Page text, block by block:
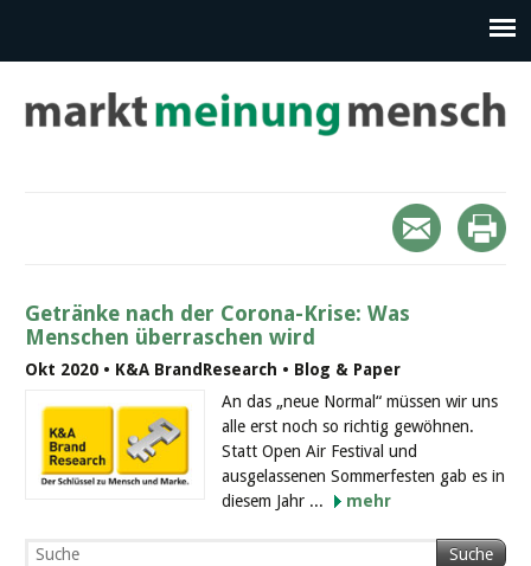
Getränke nach der Corona-Krise: Was
Menschen überraschen wird
Okt 2020 • K&A BrandResearch • Blog & Paper
An das „neue Normal“ müssen wir uns
alle erst noch so richtig gewöhnen.
Statt Open Air Festival und
ausgelassenen Sommerfesten gab es in
diesem Jahr ...
mehr
Suche